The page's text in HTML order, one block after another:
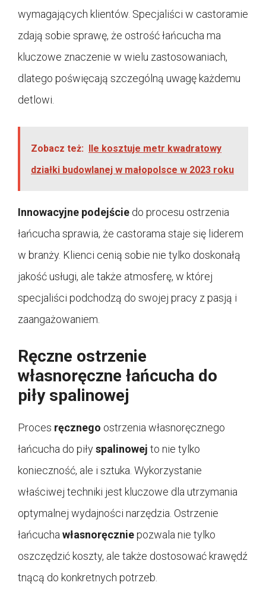
wymagających klientów. Specjaliści w castoramie
zdają sobie sprawę, że ostrość łańcucha ma
kluczowe znaczenie w wielu zastosowaniach,
dlatego poświęcają szczególną uwagę każdemu
detlowi.
Zobacz też: Ile kosztuje metr kwadratowy
działki budowlanej w małopolsce w 2023 roku
Innowacyjne podejście do procesu ostrzenia
łańcucha sprawia, że castorama staje się liderem
w branży. Klienci cenią sobie nie tylko doskonałą
jakość usługi, ale także atmosferę, w której
specjaliści podchodzą do swojej pracy z pasją i
zaangażowaniem.
Ręczne ostrzenie
własnoręczne łańcucha do
piły spalinowej
Proces ręcznego ostrzenia własnoręcznego
łańcucha do piłyspalinowej to nie tylko
konieczność, ale i sztuka. Wykorzystanie
właściwej techniki jest kluczowe dla utrzymania
optymalnej wydajności narzędzia. Ostrzenie
łańcucha własnoręczniepozwala nie tylko
oszczędzić koszty, ale także dostosować krawędź
tnącą do konkretnych potrzeb.